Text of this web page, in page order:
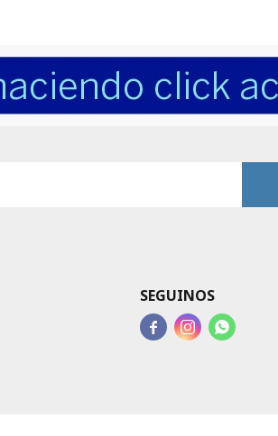
SEGUINOS
  